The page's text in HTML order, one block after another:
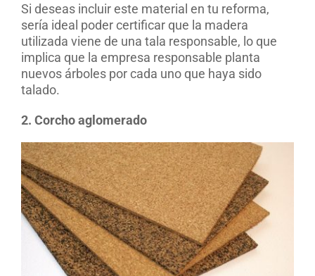
Si deseas incluir este material en tu reforma,
sería ideal poder certificar que la madera
utilizada viene de una tala responsable, lo que
implica que la empresa responsable planta
nuevos árboles por cada uno que haya sido
talado.
2. Corcho aglomerado